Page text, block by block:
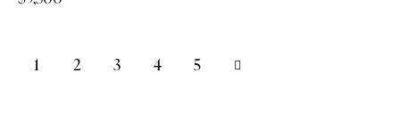
1 2 3 4 5
→